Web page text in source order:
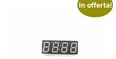
In offerta!